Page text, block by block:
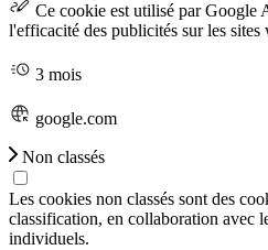
Ce cookie est utilisé par Google
l'efficacité des publicités sur les sites
3 mois
google.com
Non classés
Les cookies non classés sont des
classification, en collaboration avec
individuels.